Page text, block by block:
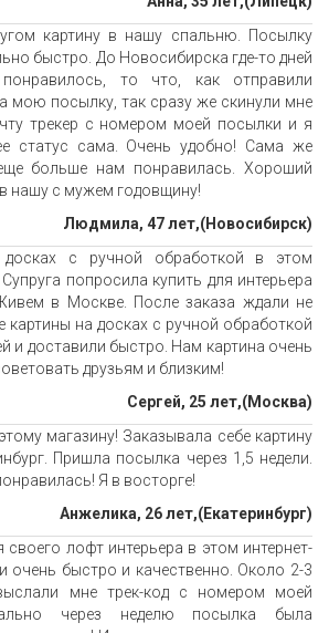
картину в нашу спальню. Посылку
быстро. До Новосибирска где-то дней
то что, как отправили
мою посылку, так сразу же скинули мне
трекер с номером моей посылки и я
статус сама. Очень удобно! Сама же
больше нам понравилась. Хороший
нашу с мужем годовщину!
Людмила, 47 лет,(Новосибирск)
досках с ручной обработкой в этом
попросила купить для интерьера
в Москве. После заказа ждали не
картины на досках с ручной обработкой
и доставили быстро. Нам картина очень
друзьям и близким!
Сергей, 25 лет,(Москва)
магазину! Заказывала себе картину
Пришла посылка через 1,5 недели.
Я в восторге!
Анжелика, 26 лет,(Екатеринбург)
своего лофт интерьера в этом интернет-
очень быстро и качественно. Около 2-3
мне трек-код с номером моей
через неделю посылка была